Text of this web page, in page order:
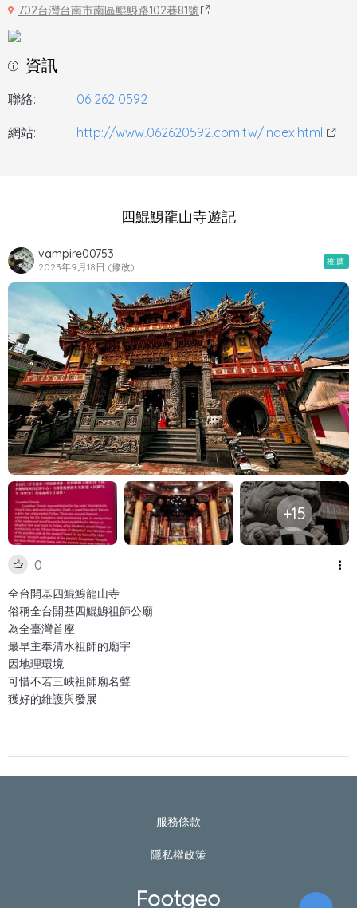
702台灣台南市南區鯤鯓路102巷81號
資訊
聯絡: 06 262 0592
網站: http://www.062620592.com.tw/index.html
四鯤鯓龍山寺遊記
vampire00753
2023年9月18日 (修改) 推薦
+15
0
全台開基四鯤鯓龍山寺
俗稱全台開基四鯤鯓祖師公廟
為全臺灣首座
最早主奉清水祖師的廟宇
因地理環境
可惜不若三峽祖師廟名聲
獲好的維護與發展
服務條款
隱私權政策